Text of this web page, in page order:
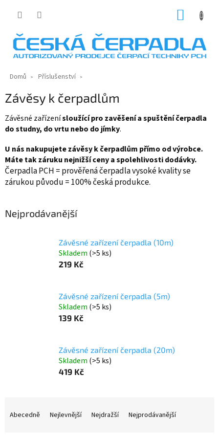
Domů Příslušenství
Závěsy k čerpadlům
Závěsné zařízenísloužící pro zavěšení a spuštění čerpadla
do studny, do vrtu nebo do jímky.
U nás nakupujete závěsy k čerpadlům přímo od výrobce.
Máte tak záruku nejnižší ceny a spolehlivosti dodávky.
Čerpadla PCH = prověřená čerpadla vysoké kvality se
zárukou původu = 100% česká produkce.
Nejprodávanější
Závěsné zařízení čerpadla (10m)
Skladem (>5 ks)
219 Kč
Závěsné zařízení čerpadla (5m)
Skladem (>5 ks)
139 Kč
Závěsné zařízení čerpadla (20m)
Skladem (>5 ks)
419 Kč
Abecedně Nejlevnější Nejdražší Nejprodávanější